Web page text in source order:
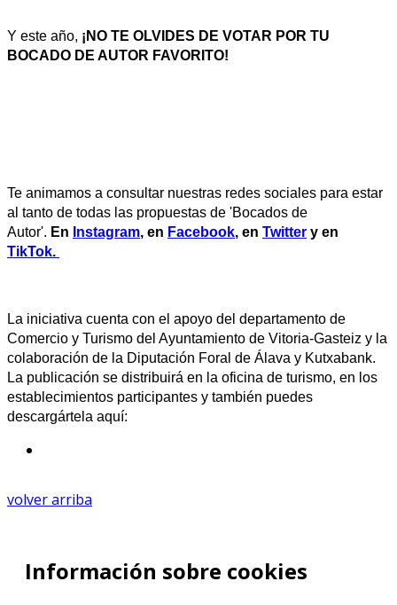
Y este año, ¡NO TE OLVIDES DE VOTAR POR TU
BOCADO DE AUTOR FAVORITO!
Te animamos a consultar nuestras redes sociales para estar
al tanto de todas las propuestas de 'Bocados de
Autor'. En Instagram, en Facebook, en Twitter y en
TikTok.
La iniciativa cuenta con el apoyo del departamento de
Comercio y Turismo del Ayuntamiento de Vitoria-Gasteiz y la
colaboración de la Diputación Foral de Álava y Kutxabank.
La publicación se distribuirá en la oficina de turismo, en los
establecimientos participantes y también puedes
descargártela aquí:
volver arriba
Información sobre cookies